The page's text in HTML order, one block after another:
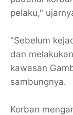
pelaku,"
"Sebelum
dan
kawasan
sambungnya.
Korban